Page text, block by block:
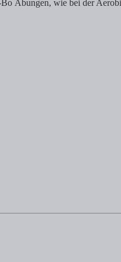
Ãbungen, wie bei der